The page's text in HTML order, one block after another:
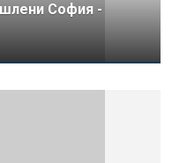
София -